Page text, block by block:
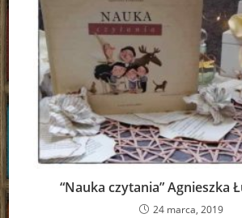
“Nauka czytania” Agnieszka
24 marca, 2019